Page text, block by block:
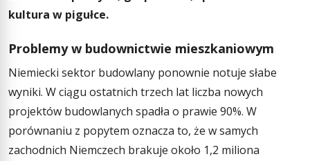
Statue von Martin Luther. Foto: Viktoria Kühne/Wikimedia Commons
kultura w pigułce.
Problemy w budownictwie mieszkaniowym
Niemiecki sektor budowlany ponownie notuje słabe
wyniki. W ciągu ostatnich trzech lat liczba nowych
projektów budowlanych spadła o prawie 90%. W
porównaniu z popytem oznacza to, że w samych
zachodnich Niemczech brakuje około 1,2 miliona